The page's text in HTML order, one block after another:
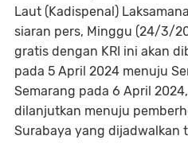
Laut (Kadispenal)
siaran pers, Minggu (24/3/
gratis dengan KRI ini akan
pada 5 April 2024 menuju
Semarang pada 6 April
dilanjutkan menuju
Surabaya yang dijadwalkan